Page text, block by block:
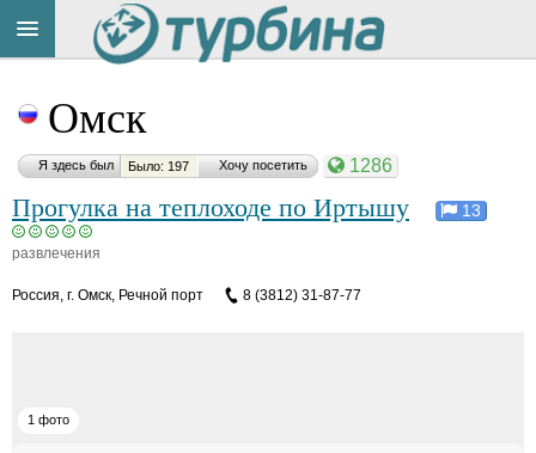
Омск
Я здесь был Было: 197 Хочу посетить 1286
Прогулка на теплоходе по Иртышу 13
развлечения
Россия, г. Омск, Речной порт 8 (3812) 31-87-77
1 фото
на
сайте:
Button